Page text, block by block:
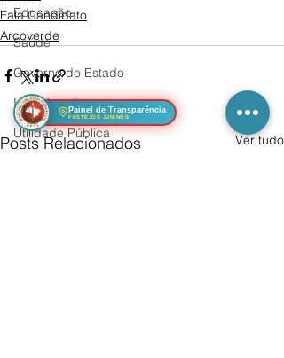
Educação
Saúde
Governo do Estado
Investigação
Utilidade Pública
Fala Candidato
Arcoverde
Posts Relacionados Ver tudo
Painel de Transparência
FESTEJOS JUNINOS